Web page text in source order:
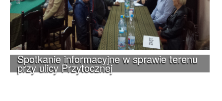
Spotkanie informacyjne w sprawie terenu
przy ulicy Przytocznej